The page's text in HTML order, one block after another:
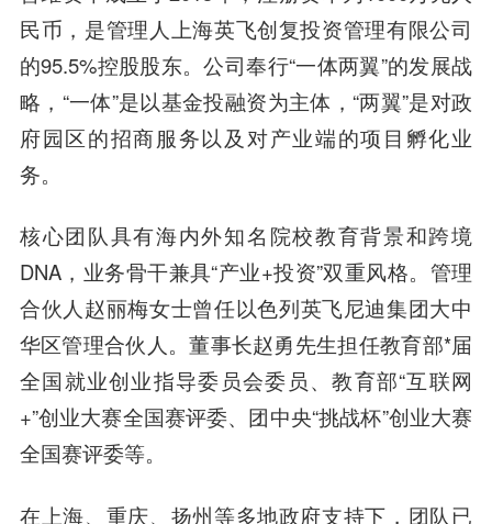
民币，是管理人上海英飞创复投资管理有限公司
的95.5%控股股东。公司奉行“一体两翼”的发展战
略，“一体”是以基金投融资为主体，“两翼”是对政
府园区的招商服务以及对产业端的项目孵化业
务。
核心团队具有海内外知名院校教育背景和跨境
DNA，业务骨干兼具“产业+投资”双重风格。管理
合伙人赵丽梅女士曾任以色列英飞尼迪集团大中
华区管理合伙人。董事长赵勇先生担任教育部*届
全国就业创业指导委员会委员、教育部“互联网
+”创业大赛全国赛评委、团中央“挑战杯”创业大赛
全国赛评委等。
在上海、重庆、扬州等多地政府支持下，团队已